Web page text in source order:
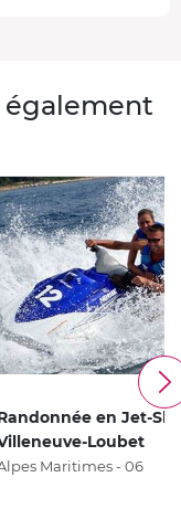
également
en Jet-Ski
Loubet
Maritimes - 06